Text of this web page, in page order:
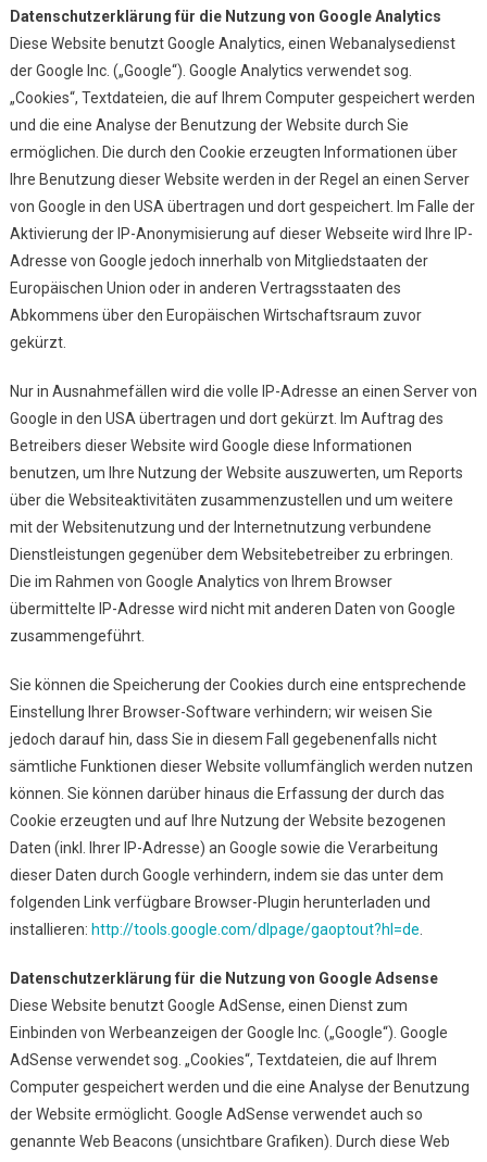
Datenschutzerklärung für die Nutzung von Google Analytics
Diese Website benutzt Google Analytics, einen Webanalysedienst
der Google Inc. („Google“). Google Analytics verwendet sog.
„Cookies“, Textdateien, die auf Ihrem Computer gespeichert werden
und die eine Analyse der Benutzung der Website durch Sie
ermöglichen. Die durch den Cookie erzeugten Informationen über
Ihre Benutzung dieser Website werden in der Regel an einen Server
von Google in den USA übertragen und dort gespeichert. Im Falle der
Aktivierung der IP-Anonymisierung auf dieser Webseite wird Ihre IP-
Adresse von Google jedoch innerhalb von Mitgliedstaaten der
Europäischen Union oder in anderen Vertragsstaaten des
Abkommens über den Europäischen Wirtschaftsraum zuvor
gekürzt.
Nur in Ausnahmefällen wird die volle IP-Adresse an einen Server von
Google in den USA übertragen und dort gekürzt. Im Auftrag des
Betreibers dieser Website wird Google diese Informationen
benutzen, um Ihre Nutzung der Website auszuwerten, um Reports
über die Websiteaktivitäten zusammenzustellen und um weitere
mit der Websitenutzung und der Internetnutzung verbundene
Dienstleistungen gegenüber dem Websitebetreiber zu erbringen.
Die im Rahmen von Google Analytics von Ihrem Browser
übermittelte IP-Adresse wird nicht mit anderen Daten von Google
zusammengeführt.
Sie können die Speicherung der Cookies durch eine entsprechende
Einstellung Ihrer Browser-Software verhindern; wir weisen Sie
jedoch darauf hin, dass Sie in diesem Fall gegebenenfalls nicht
sämtliche Funktionen dieser Website vollumfänglich werden nutzen
können. Sie können darüber hinaus die Erfassung der durch das
Cookie erzeugten und auf Ihre Nutzung der Website bezogenen
Daten (inkl. Ihrer IP-Adresse) an Google sowie die Verarbeitung
dieser Daten durch Google verhindern, indem sie das unter dem
folgenden Link verfügbare Browser-Plugin herunterladen und
installieren: http://tools.google.com/dlpage/gaoptout?hl=de
Datenschutzerklärung für die Nutzung von Google Adsense
Diese Website benutzt Google AdSense, einen Dienst zum
Einbinden von Werbeanzeigen der Google Inc. („Google“). Google
AdSense verwendet sog. „Cookies“, Textdateien, die auf Ihrem
Computer gespeichert werden und die eine Analyse der Benutzung
der Website ermöglicht. Google AdSense verwendet auch so
genannte Web Beacons (unsichtbare Grafiken). Durch diese Web